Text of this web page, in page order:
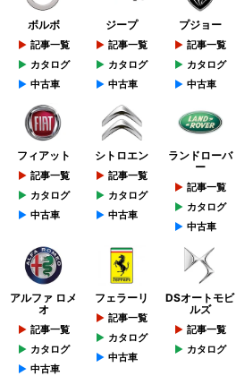
ボルボ
記事一覧
カタログ
中古車
ジープ
記事一覧
カタログ
中古車
プジョー
記事一覧
カタログ
中古車
フィアット
記事一覧
カタログ
中古車
シトロエン
記事一覧
カタログ
中古車
ランドローバ
ー
記事一覧
カタログ
中古車
アルファ ロメ
オ
記事一覧
カタログ
中古車
フェラーリ
記事一覧
カタログ
中古車
DSオートモビ
ルズ
記事一覧
カタログ